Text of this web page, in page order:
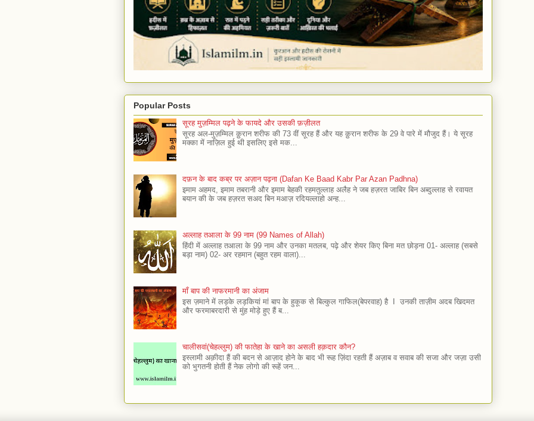
Popular Posts
सूरह मुज़म्मिल पढ़ने के फायदे और उसकी फ़ज़ीलत
सूरह अल-मुज़म्मिल क़ुरान शरीफ की 73 वीं सूरह हैं और यह क़ुरान शरीफ के 29 वे पारे में मौजुद हैं। ये सूरह
मक्का में नाज़िल हुई थी इसलिए इसे मक...
दफ़न के बाद कब्र पर अज़ान पढ़ना (Dafan Ke Baad Kabr Par Azan Padhna)
इमाम अहमद, इमाम तबरानी और इमाम बेहकी रहमतुल्लाह अलैह ने जब हज़रत जाबिर बिन अब्दुल्लाह से रवायत
बयान की के जब हज़रत सअद बिन मआज़ रदियल्लाहो अन्ह...
अल्लाह तआला के 99 नाम (99 Names of Allah)
हिंदी में अल्लाह तआला के 99 नाम और उनका मतलब, पढ़े और शेयर किए बिना मत छोड़ना 01- अल्लाह (सबसे
बड़ा नाम) 02- अर रहमान (बहुत रहम वाला)...
माँ बाप की नाफरमानी का अंजाम
इस ज़माने में लड़के लड़कियां मां बाप के हुकूक से बिल्कुल गाफिल(बेपरवाह) है I उनकी ताज़ीम अदब खिदमत
और फरमाबरदारी से मुंह मोड़े हुए हैं ब...
चालीसवां(चेहल्लुम) की फातेहा के खाने का असली हक़दार कौन?
इस्लामी अक़ीदा हैं की बदन से आज़ाद होने के बाद भी रूह ज़िंदा रहती हैं अज़ाब व सवाब की सजा और जज़ा उसी
को भुगतनी होती हैं नेक लोगो की रूहें जन...